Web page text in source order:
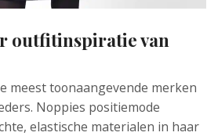
outfitinspiratie van
meest toonaangevende merken
Noppies positiemode
elastische materialen in haar